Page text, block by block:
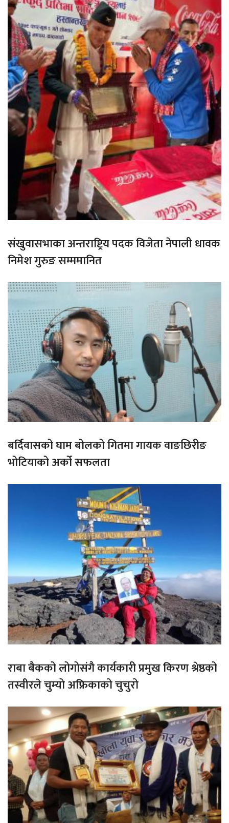
संखुवासभाका अन्तराष्ट्रिय पदक विजेता नेपाली धावक
निमेश गुरुङ सम्ममानित
बर्दिवासको घाम बोलको गितमा गायक वाङछिरीङ
भोटियाको अर्को सफलता
राबा बैकको लोगोसंगै कार्यकारी प्रमुख किरण श्रेष्ठको
तस्वीरले चुम्यो अफ्रिकाको चुचुरो